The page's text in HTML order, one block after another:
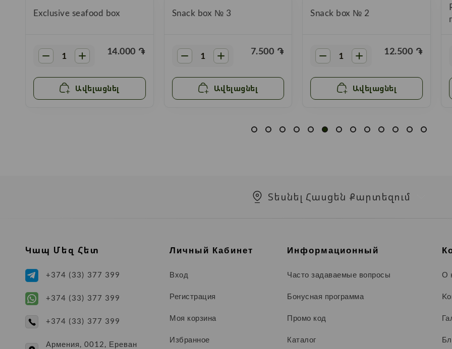
Exclusive seafood box
14.000 ֏
Ավելացնել
Snack box № 3
7.500 ֏
Ավելացնել
Snack box № 2
12.500 ֏
Ավելացնել
Տեսնել Հասցեն Քարտեզում
Կապ Մեզ Հետ
+374 (33) 377 399
+374 (33) 377 399
+374 (33) 377 399
Армения, 0012, Ереван
Личный Кабинет
Вход
Регистрация
Моя корзина
Избранное
Информационный
Часто задаваемые вопросы
Бонусная программа
Промо код
Каталог
О